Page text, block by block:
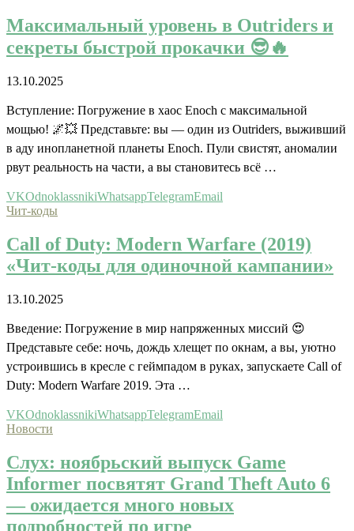
Максимальный уровень в Outriders и
секреты быстрой прокачки 😎🔥
13.10.2025
Вступление: Погружение в хаос Enoch с максимальной
мощью! 🌌💥 Представьте: вы — один из Outriders, выживший
в аду инопланетной планеты Enoch. Пули свистят, аномалии
рвут реальность на части, а вы становитесь всё …
VKOdnoklassnikiWhatsappTelegramEmail
Чит-коды
Call of Duty: Modern Warfare (2019)
«Чит-коды для одиночной кампании»
13.10.2025
Введение: Погружение в мир напряженных миссий 😍
Представьте себе: ночь, дождь хлещет по окнам, а вы, уютно
устроившись в кресле с геймпадом в руках, запускаете Call of
Duty: Modern Warfare 2019. Эта …
VKOdnoklassnikiWhatsappTelegramEmail
Новости
Слух: ноябрьский выпуск Game
Informer посвятят Grand Theft Auto 6
— ожидается много новых
подробностей по игре